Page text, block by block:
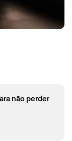
não perder